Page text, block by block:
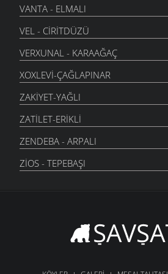
VANTA - ELMALI
VEL - CIRITDÜZÜ
VERXUNAL - KARAAĞAÇ
XOXLEVI-ÇAĞLAPINAR
ZAKIYET-YAĞLI
ZATILET-ERIKLI
ZENDEBA - ARPALI
ZIOS - TEPEBAŞI